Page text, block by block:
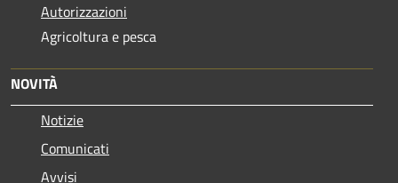
Autorizzazioni
Agricoltura e pesca
NOVITÀ
Notizie
Comunicati
Avvisi